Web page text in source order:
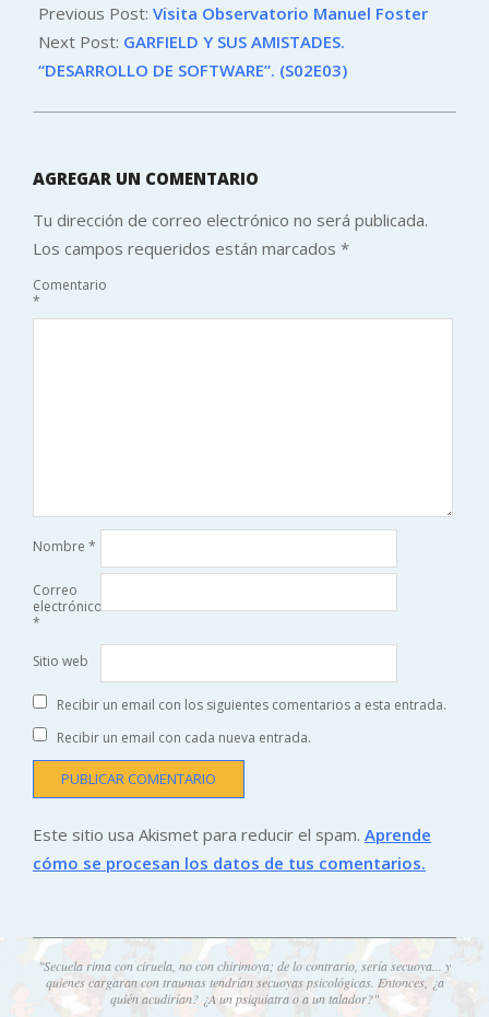
03-
07
Previous Post: Visita Observatorio Manuel Foster
Next Post: GARFIELD Y SUS AMISTADES.
“DESARROLLO DE SOFTWARE”. (S02E03)
AGREGAR UN COMENTARIO
Tu dirección de correo electrónico no será publicada.
Los campos requeridos están marcados *
Comentario
*
Nombre *
Correo
electrónico
*
Sitio web
Recibir un email con los siguientes comentarios a esta entrada.
Recibir un email con cada nueva entrada.
Este sitio usa Akismet para reducir el spam. Aprende
cómo se procesan los datos de tus comentarios.
"Secuela rima con ciruela, no con chirimoya; de lo contrario, sería secuoya... y
quienes cargaran con traumas tendrían secuoyas psicológicas. Entonces, ¿a
quién acudirían? ¿A un psiquiatra o a un talador?"